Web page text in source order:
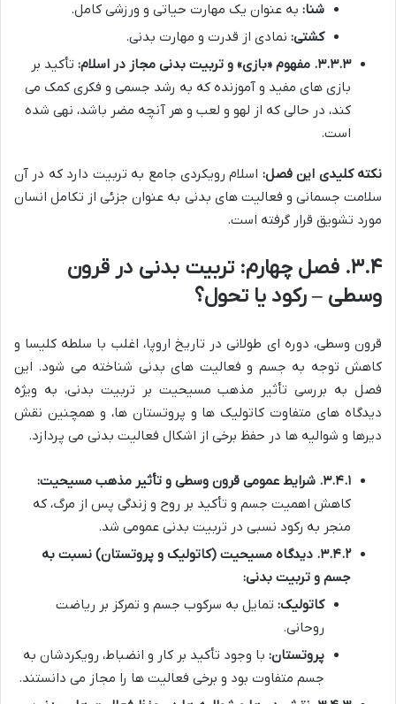
شنا: به عنوان یک مهارت حیاتی و ورزشی کامل.
کشتی: نمادی از قدرت و مهارت بدنی.
۳.۳.۳. مفهوم «بازی» و تربیت بدنی مجاز در اسلام:
تأکید بر
بازی های مفید و آموزنده که به رشد جسمی و فکری کمک می
کند، در حالی که از لهو و لعب و هر آنچه مضر باشد، نهی شده
است.
نکته کلیدی این فصل: اسلام رویکردی جامع به تربیت دارد که در آن
سلامت جسمانی و فعالیت های بدنی به عنوان جزئی از تکامل انسان
مورد تشویق قرار گرفته است.
۳.۴. فصل چهارم: تربیت بدنی در قرون
وسطی – رکود یا تحول؟
قرون وسطی، دوره ای طولانی در تاریخ اروپا، اغلب با سلطه کلیسا و
کاهش توجه به جسم و فعالیت های بدنی شناخته می شود. این
فصل به بررسی تأثیر مذهب مسیحیت بر تربیت بدنی، به ویژه
دیدگاه های متفاوت کاتولیک ها و پروتستان ها، و همچنین نقش
دیرها و شوالیه ها در حفظ برخی از اشکال فعالیت بدنی می پردازد.
۳.۴.۱. شرایط عمومی قرون وسطی و تأثیر مذهب مسیحیت:
کاهش اهمیت جسم و تأکید بر روح و زندگی پس از مرگ، که
منجر به رکود نسبی در تربیت بدنی عمومی شد.
۳.۴.۲. دیدگاه مسیحیت (کاتولیک و پروتستان) نسبت به
جسم و تربیت بدنی:
کاتولیک: تمایل به سرکوب جسم و تمرکز بر ریاضت
روحانی.
پروتستان: با وجود تأکید بر کار و انضباط، رویکردشان به
جسم متفاوت بود و برخی فعالیت ها را مجاز می دانستند.